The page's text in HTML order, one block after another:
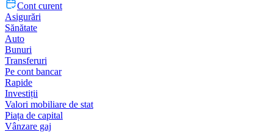
Cont curent
Asigurări
Sănătate
Auto
Bunuri
Transferuri
Pe cont bancar
Rapide
Investiții
Valori mobiliare de stat
Piața de capital
Vânzare gaj